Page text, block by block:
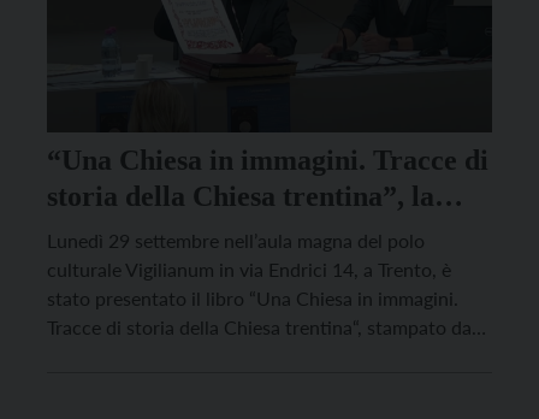
“Una Chiesa in immagini. Tracce di
storia della Chiesa trentina”, la
presentazione al Vigilianum
Lunedì 29 settembre nell’aula magna del polo
culturale Vigilianum in via Endrici 14, a Trento, è
stato presentato il libro “Una Chiesa in immagini.
Tracce di storia della Chiesa trentina“, stampato da